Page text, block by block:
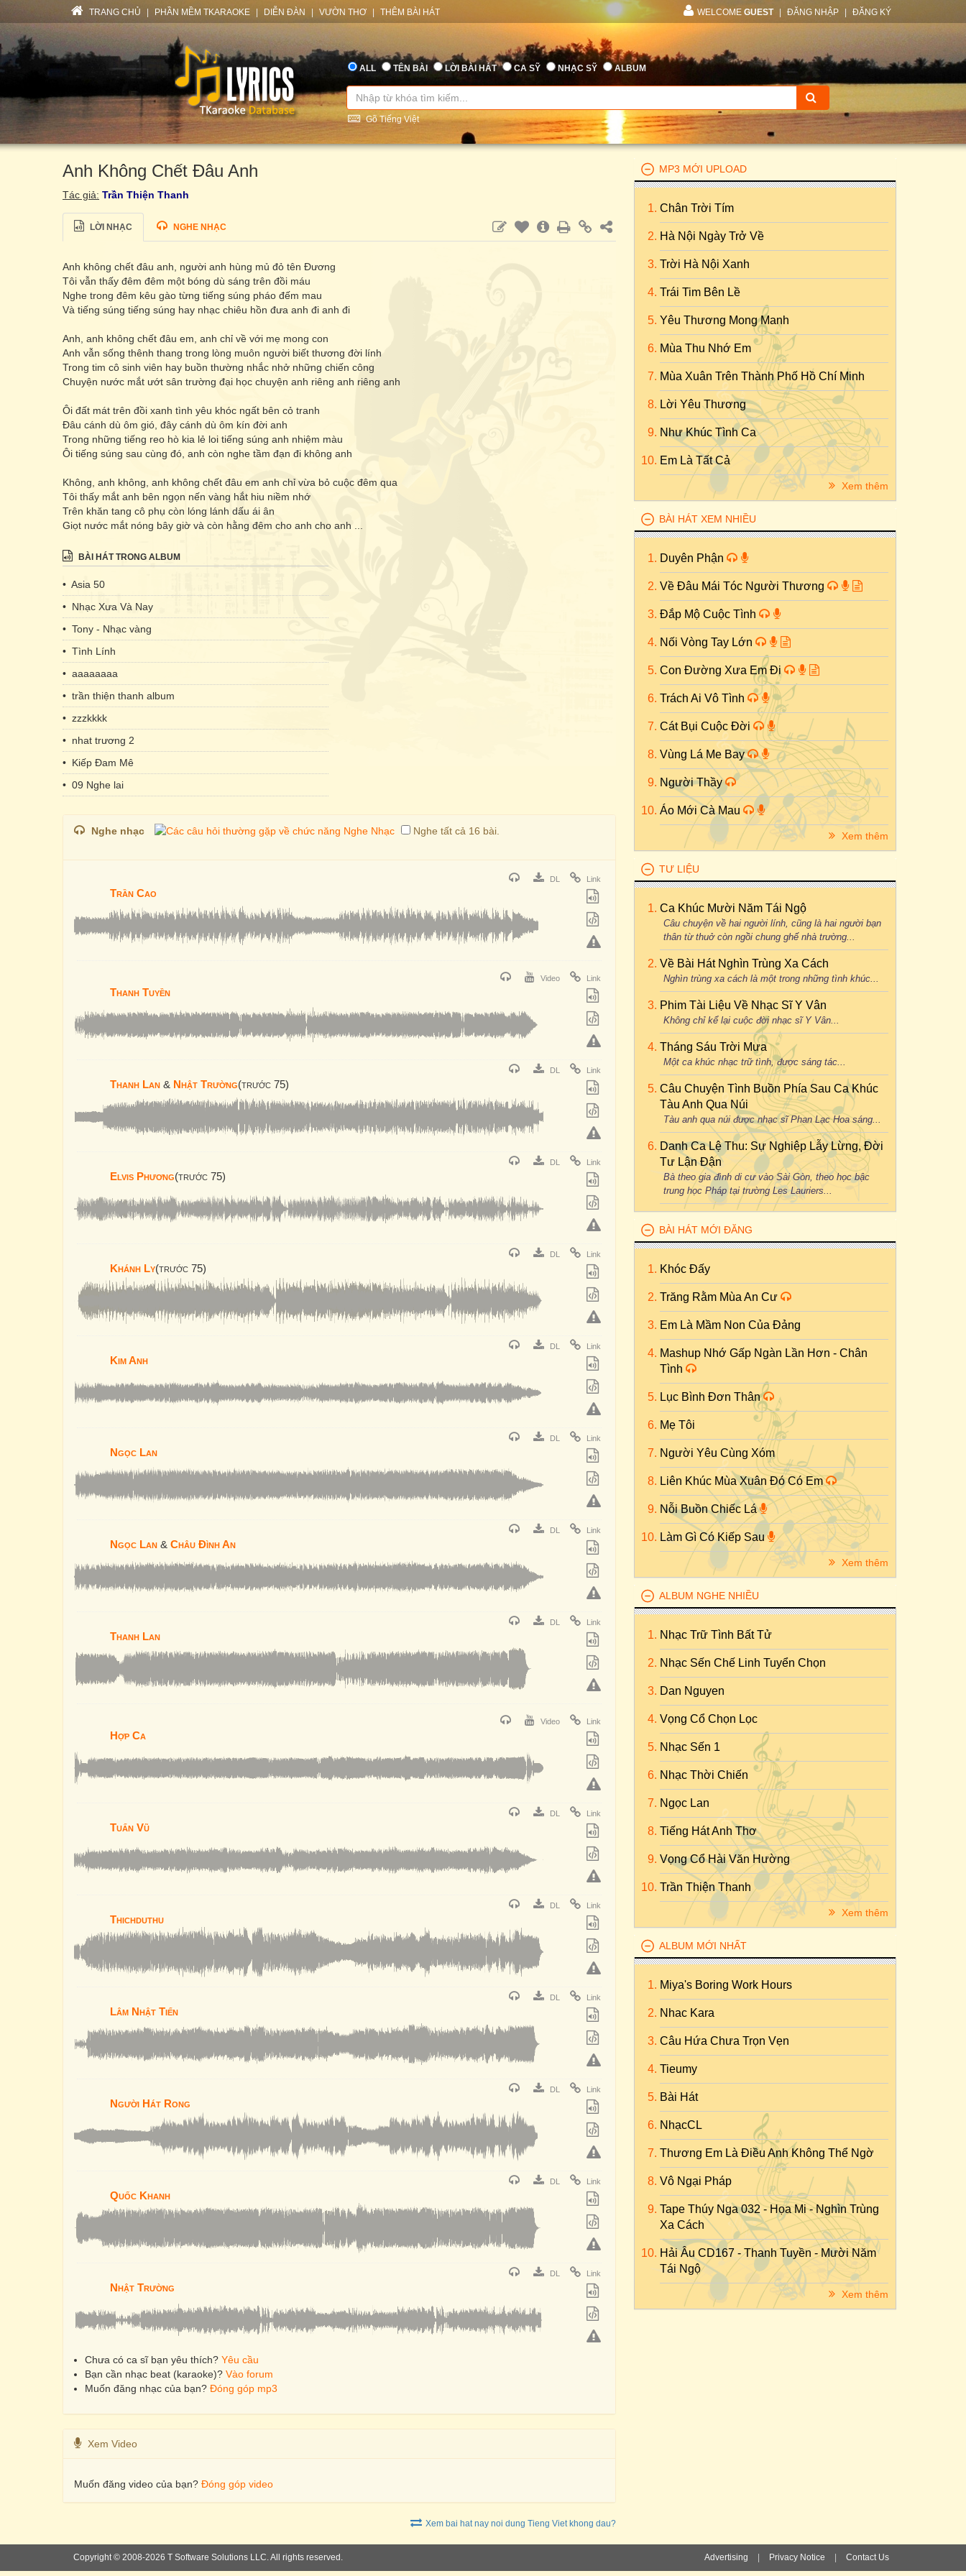
TRANG CHỦ PHẦN MỀM TKARAOKE DIỄN ĐÀN VƯỜN THƠ THÊM BÀI HÁT WELCOME GUEST ĐĂNG NHẬP ĐĂNG KÝ
ALL TÊN BÀI LỜI BÀI HÁT CA SỸ NHẠC SỸ ALBUM
Gõ Tiếng Việt
Anh Không Chết Đâu Anh
Tác giả: Trần Thiện Thanh
LỜI NHẠC NGHE NHẠC
Anh không chết đâu anh, người anh hùng mủ đỏ tên Đương
Tôi vẫn thấy đêm đêm một bóng dù sáng trên đồi máu
Nghe trong đêm kêu gào từng tiếng súng pháo đếm mau
Và tiếng súng tiếng súng hay nhạc chiêu hồn đưa anh đi anh đi
Anh, anh không chết đâu em, anh chỉ về với mẹ mong con
Anh vẫn sống thênh thang trong lòng muôn người biết thương đời lính
Trong tim cô sinh viên hay buồn thường nhắc nhở những chiến công
Chuyện nước mắt ướt sân trường đại học chuyện anh riêng anh riêng anh
Ôi đất mát trên đồi xanh tình yêu khóc ngất bên cỏ tranh
Đâu cánh dù ôm gió, đây cánh dù ôm kín đời anh
Trong những tiếng reo hò kia lẻ loi tiếng súng anh nhiệm màu
Ôi tiếng súng sau cùng đó, anh còn nghe tầm đạn đi không anh
Không, anh không, anh không chết đâu em anh chỉ vừa bỏ cuộc đêm qua
Tôi thấy mắt anh bên ngọn nến vàng hắt hiu niềm nhớ
Trên khăn tang cô phụ còn lóng lánh dấu ái ân
Giọt nước mắt nóng bây giờ và còn hằng đêm cho anh cho anh ...
BÀI HÁT TRONG ALBUM
• Asia 50
• Nhạc Xưa Và Nay
• Tony - Nhạc vàng
• Tình Lính
• aaaaaaaa
• trần thiện thanh album
• zzzkkkk
• nhat trương 2
• Kiếp Đam Mê
• 09 Nghe lai
Nghe nhạc Nghe tất cả 16 bài.
DL Link
Trần Cao
Video Link
Thanh Tuyền
DL Link
Thanh Lan & Nhật Trường(trước 75)
DL Link
Elvis Phương(trước 75)
DL Link
Khánh Ly(trước 75)
DL Link
Kim Anh
DL Link
Ngọc Lan
DL Link
Ngọc Lan & Châu Đình An
DL Link
Thanh Lan
Video Link
Hợp Ca
DL Link
Tuấn Vũ
DL Link
Thichduthu
DL Link
Lâm Nhật Tiến
DL Link
Người Hát Rong
DL Link
Quốc Khanh
DL Link
Nhật Trường
Chưa có ca sĩ bạn yêu thích? Yêu cầu
Bạn cần nhạc beat (karaoke)? Vào forum
Muốn đăng nhạc của bạn? Đóng góp mp3
Xem Video
Muốn đăng video của bạn? Đóng góp video
Xem bai hat nay noi dung Tieng Viet khong dau?
MP3 MỚI UPLOAD
Chân Trời Tím
Hà Nội Ngày Trở Về
Trời Hà Nội Xanh
Trái Tim Bên Lề
Yêu Thương Mong Manh
Mùa Thu Nhớ Em
Mùa Xuân Trên Thành Phố Hồ Chí Minh
Lời Yêu Thương
Như Khúc Tình Ca
Em Là Tất Cả
Xem thêm
BÀI HÁT XEM NHIỀU
Duyên Phận
Về Đâu Mái Tóc Người Thương
Đắp Mộ Cuộc Tình
Nối Vòng Tay Lớn
Con Đường Xưa Em Đi
Trách Ai Vô Tình
Cát Bụi Cuộc Đời
Vùng Lá Me Bay
Người Thầy
Áo Mới Cà Mau
Xem thêm
TƯ LIỆU
Ca Khúc Mười Năm Tái Ngộ
Câu chuyện về hai người lính, cũng là hai người bạn
thân từ thuở còn ngồi chung ghế nhà trường...
Về Bài Hát Nghìn Trùng Xa Cách
Nghìn trùng xa cách là một trong những tình khúc...
Phim Tài Liệu Về Nhạc Sĩ Y Vân
Không chỉ kể lại cuộc đời nhạc sĩ Y Vân...
Tháng Sáu Trời Mưa
Một ca khúc nhạc trữ tình, được sáng tác...
Câu Chuyện Tình Buồn Phía Sau Ca Khúc
Tàu Anh Qua Núi
Tàu anh qua núi được nhạc sĩ Phan Lạc Hoa sáng...
Danh Ca Lệ Thu: Sự Nghiệp Lẫy Lừng, Đời
Tư Lận Đận
Bà theo gia đình di cư vào Sài Gòn, theo học bậc
trung học Pháp tại trường Les Lauriers...
BÀI HÁT MỚI ĐĂNG
Khóc Đấy
Trăng Rằm Mùa An Cư
Em Là Mầm Non Của Đảng
Mashup Nhớ Gấp Ngàn Lần Hơn - Chân
Tình
Lục Bình Đơn Thân
Mẹ Tôi
Người Yêu Cùng Xóm
Liên Khúc Mùa Xuân Đó Có Em
Nỗi Buồn Chiếc Lá
Làm Gì Có Kiếp Sau
Xem thêm
ALBUM NGHE NHIỀU
Nhạc Trữ Tình Bất Tử
Nhạc Sến Chế Linh Tuyển Chọn
Dan Nguyen
Vọng Cổ Chọn Lọc
Nhạc Sến 1
Nhạc Thời Chiến
Ngọc Lan
Tiếng Hát Anh Thơ
Vọng Cổ Hài Văn Hường
Trần Thiện Thanh
Xem thêm
ALBUM MỚI NHẤT
Miya's Boring Work Hours
Nhac Kara
Câu Hứa Chưa Trọn Vẹn
Tieumy
Bài Hát
NhạcCL
Thương Em Là Điều Anh Không Thể Ngờ
Vô Ngại Pháp
Tape Thúy Nga 032 - Họa Mi - Nghìn Trùng
Xa Cách
Hải Âu CD167 - Thanh Tuyền - Mười Năm
Tái Ngộ
Xem thêm
Copyright © 2008-2026 T Software Solutions LLC. All rights reserved. Advertising Privacy Notice Contact Us